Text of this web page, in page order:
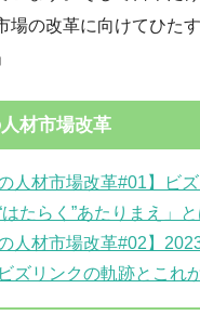
場の改革に向けてひた
材市場改革
人材市場改革#01】ビ
たらく”あたりまえ」と
人材市場改革#02】
ズリンクの軌跡とこれ